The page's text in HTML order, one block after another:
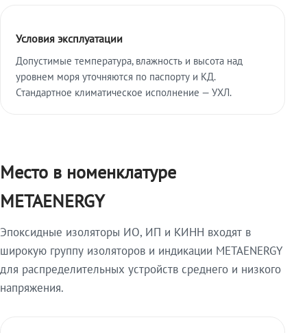
Условия эксплуатации
Допустимые температура, влажность и высота над
уровнем моря уточняются по паспорту и КД.
Стандартное климатическое исполнение — УХЛ.
Место в номенклатуре
METAENERGY
Эпоксидные изоляторы ИО, ИП и КИНН входят в
широкую группу изоляторов и индикации METAENERGY
для распределительных устройств среднего и низкого
напряжения.